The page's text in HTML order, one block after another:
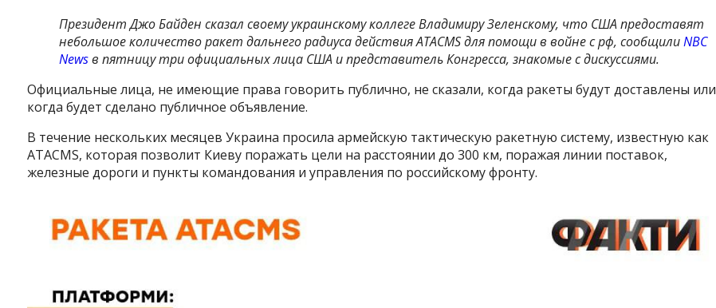
Президент Джо Байден сказал своему украинскому коллеге Владимиру Зеленскому, что США предоставят
небольшое количество ракет дальнего радиуса действия ATACMS для помощи в войне с рф, сообщилиNBC
Newsв пятницу три официальных лица США и представитель Конгресса, знакомые с дискуссиями.
Официальные лица, не имеющие права говорить публично, не сказали, когда ракеты будут доставлены или
когда будет сделано публичное объявление.
В течение нескольких месяцев Украина просила армейскую тактическую ракетную систему, известную как
ATACMS, которая позволит Киеву поражать цели на расстоянии до 300 км, поражая линии поставок,
железные дороги и пункты командования и управления по российскому фронту.